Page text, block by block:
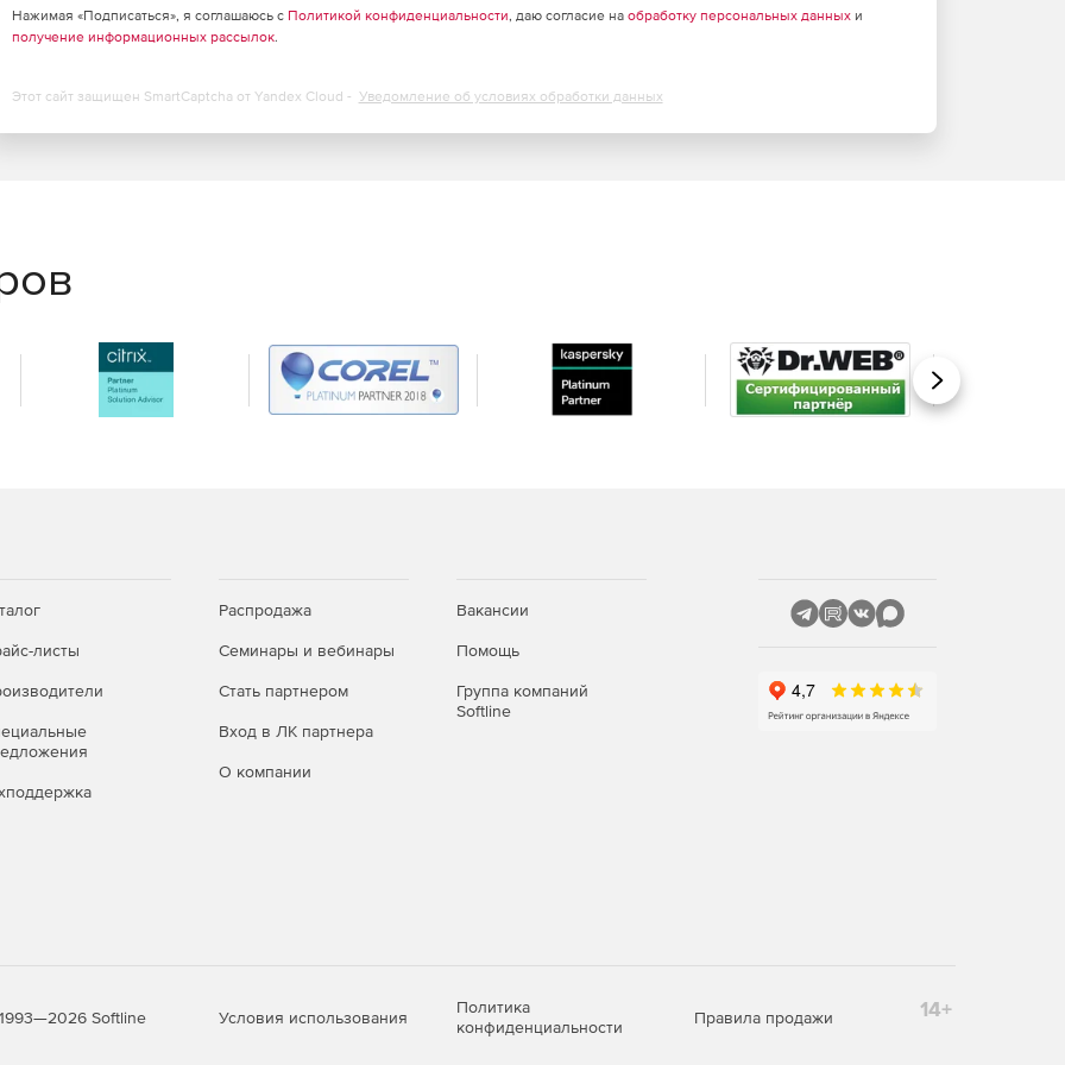
1 класса защищенности включительно.
в продукт и входят в его
Нажимая «Подписаться», я соглашаюсь с Политикой конфиденциальности, даю согласие на обработку персональных данныхи
получение информационных рассылок.
Этот сайт защищен SmartCaptcha от Yandex Cloud - Уведомление об условиях обработки данных
Вперед
листы
Распродажа
Семинары и вебинары
Стать партнером
Вход в ЛК партнера
О компании
Вакансии
Помощь
Группа компаний
Softline
Softline Условия использования
Политика
конфиденциальности
Правила продажи 14+